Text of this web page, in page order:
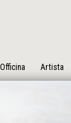
Officina Artista